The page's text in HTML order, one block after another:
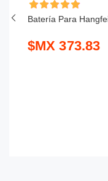
Batería Para
$MX 373.83